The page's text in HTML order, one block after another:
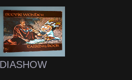
DIASHOW